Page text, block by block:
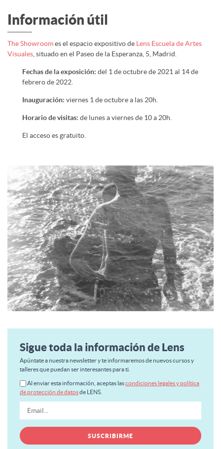
Información útil
The Showroomes el espacio expositivo de Lens Escuela de Artes
Visuales , situado en el Paseo de la Esperanza, 5, Madrid.
Fechas de la exposición: del 1 de octubre de 2021 al 14 de
febrero de 2022.
Inauguración: viernes 1 de octubre a las 20h.
Horario de visitas: de lunes a viernes de 10 a 20h.
El acceso es gratuito.
Sigue toda la información de Lens
Apúntate a nuestra newsletter y te informaremos de nuevos cursos y
talleres que puedan ser interesantes para ti.
Al enviar esta información, aceptas lascondiciones legales y política
de protección de datosde LENS.